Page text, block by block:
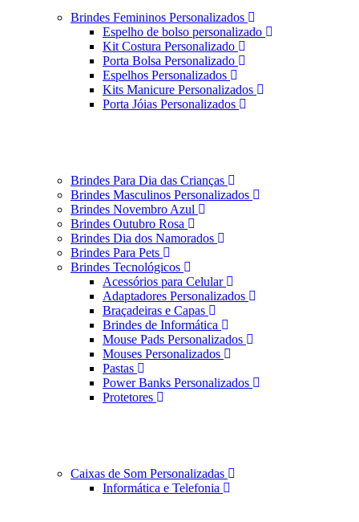
Brindes Femininos Personalizados
Espelho de bolso personalizado
Kit Costura Personalizado
Porta Bolsa Personalizado
Espelhos Personalizados
Kits Manicure Personalizados
Porta Jóias Personalizados
Brindes Para Dia das Crianças
Brindes Masculinos Personalizados
Brindes Novembro Azul
Brindes Outubro Rosa
Brindes Dia dos Namorados
Brindes Para Pets
Brindes Tecnológicos
Acessórios para Celular
Adaptadores Personalizados
Braçadeiras e Capas
Brindes de Informática
Mouse Pads Personalizados
Mouses Personalizados
Pastas
Power Banks Personalizados
Protetores
Caixas de Som Personalizadas
Informática e Telefonia